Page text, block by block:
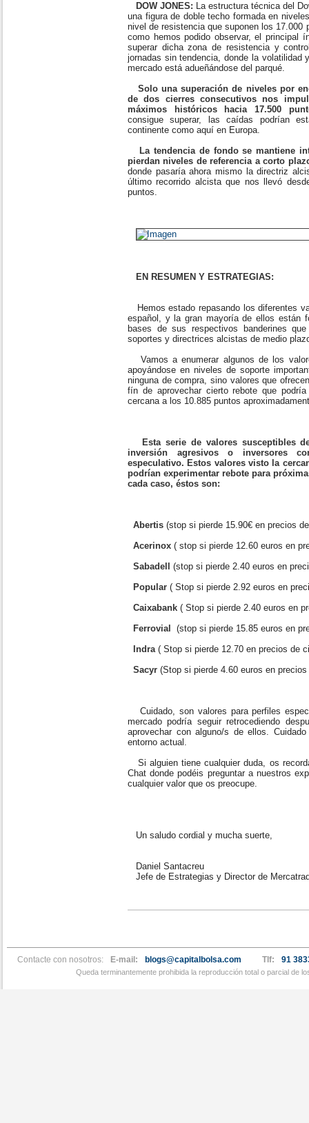
DOW JONES: La estructura técnica del
una figura de doble techo formada en
nivel de resistencia que suponen los
como hemos podido observar, el principal
superar dicha zona de resistencia y
jornadas sin tendencia, donde la volatilidad
mercado está adueñándose del parqué.
Solo una superación de niveles por
de dos cierres consecutivos nos
máximos históricos hacia 17.500
consigue superar, las caídas podrían
continente como aquí en Europa.
La tendencia de fondo se mantiene
pierdan niveles de referencia a corto
donde pasaría ahora mismo la directriz
último recorrido alcista que nos llevó
puntos.
EN RESUMEN Y ESTRATEGIAS:
Hemos estado repasando los diferentes
español, y la gran mayoría de ellos están
bases de sus respectivos banderines
soportes y directrices alcistas de medio
Vamos a enumerar algunos de los
apoyándose en niveles de soporte
ninguna de compra, sino valores que
fín de aprovechar cierto rebote que
cercana a los 10.885 puntos
Esta serie de valores susceptibles
inversión agresivos o inversores
especulativo. Estos valores visto la
podrían experimentar rebote para
cada caso, éstos son:
Abertis (stop si pierde 15.90€ en precios
Acerinox ( stop si pierde 12.60 euros en
Sabadell
(stop si pierde 2.40 euros en
Popular ( Stop si pierde 2.92 euros en
Caixabank ( Stop si pierde 2.40 euros en
Ferrovial
(stop si pierde 15.85 euros en
Indra ( Stop si pierde 12.70 en precios de
Sacyr (Stop si pierde 4.60 euros en
Cuidado, son valores para perfiles
mercado podría seguir retrocediendo
aprovechar con alguno/s de ellos.
entorno actual.
Si alguien tiene cualquier duda, os
Chat donde podéis preguntar a nuestros
cualquier valor que os preocupe.
Un saludo cordial y mucha suerte,
Daniel Santacreu
Jefe de Estrategias y Director de
Contacte con nosotros: E-mail: blogs@capitalbolsa.com Tlf: 91
Queda terminantemente prohibida la reproducción total o parcial de